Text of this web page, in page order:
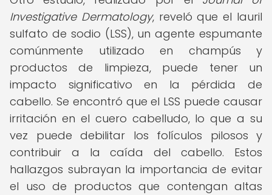
Investigative Dermatology, reveló que el lauril
sulfato de sodio (LSS), un agente espumante
comúnmente utilizado en champús y
productos de limpieza, puede tener un
impacto significativo en la pérdida de
cabello. Se encontró que el LSS puede causar
irritación en el cuero cabelludo, lo que a su
vez puede debilitar los folículos pilosos y
contribuir a la caída del cabello. Estos
hallazgos subrayan la importancia de evitar
el uso de productos que contengan altas